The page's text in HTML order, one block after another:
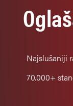
Najslušaniji
70.000+